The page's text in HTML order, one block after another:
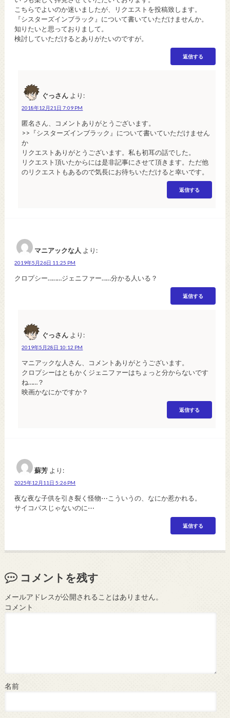
こちらでよいのか迷いましたが、リクエストを投稿致します。
『シスターズインブラック』について書いていただけませんか。
知りたいと思っておりまして。
検討していただけるとありがたいのですが。
返信する
ぐっさん より:
2018年12月21日 7:09 PM
匿名さん、コメントありがとうございます。
>>『シスターズインブラック』について書いていただけません
か
リクエストありがとうございます。私も初耳の話でした。
リクエスト頂いたからには是非記事にさせて頂きます。ただ他
のリクエストもあるので気長にお待ちいただけると幸いです。
返信する
マニアックな人 より:
2019年5月26日 11:25 PM
クロプシー………ジェニファー……分かる人いる？
返信する
ぐっさん より:
2019年5月28日 10:12 PM
マニアックな人さん、コメントありがとうございます。
クロプシーはともかくジェニファーはちょっと分からないです
ね……？
映画かなにかですか？
返信する
蘇芳 より:
2025年12月11日 5:26 PM
夜な夜な子供を引き裂く怪物⋯こういうの、なにか惹かれる。
サイコパスじゃないのに⋯
返信する
コメントを残す
メールアドレスが公開されることはありません。
コメント
名前